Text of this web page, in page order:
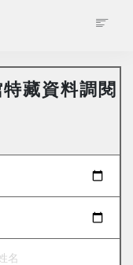
藏資料調閱